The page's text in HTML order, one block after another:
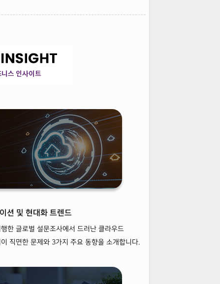
션 및 현대화 트렌드
한 글로벌 설문조사에서 드러난 클라우드
직면한 문제와 3가지 주요 동향을 소개합니다.